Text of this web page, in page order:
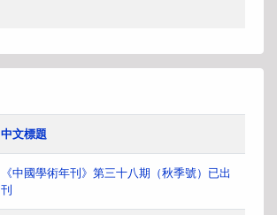
中文標題
《中國學術年刊》第三十八期（秋季號）已出
刊